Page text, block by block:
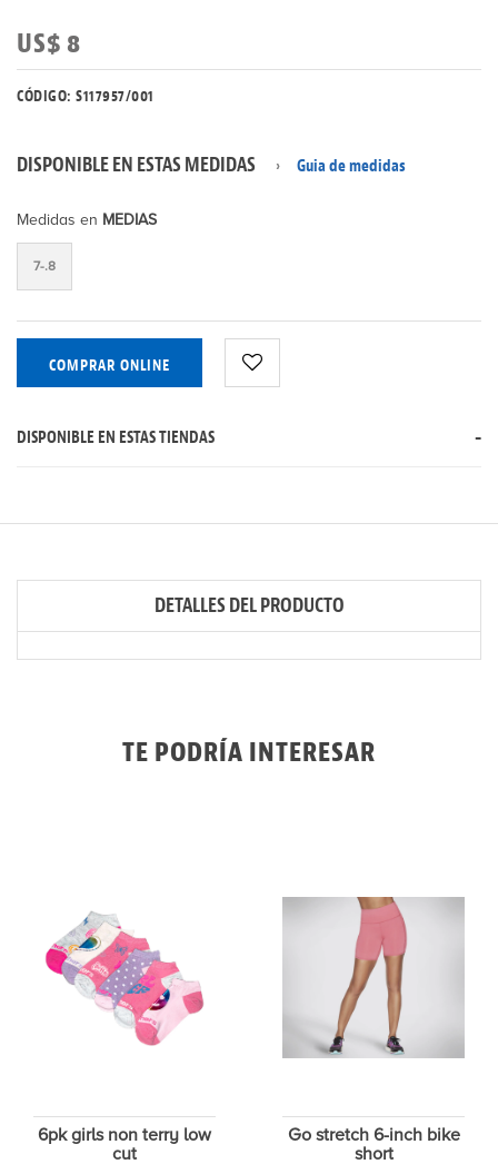
US$ 8
CÓDIGO: S117957/001
DISPONIBLE EN ESTAS MEDIDAS Guia de medidas
Medidas en MEDIAS
7-.8
COMPRAR ONLINE
DISPONIBLE EN ESTAS TIENDAS
DETALLES DEL PRODUCTO
TE PODRÍA INTERESAR
6pk girls non terry low
cut
Go stretch 6-inch bike
short